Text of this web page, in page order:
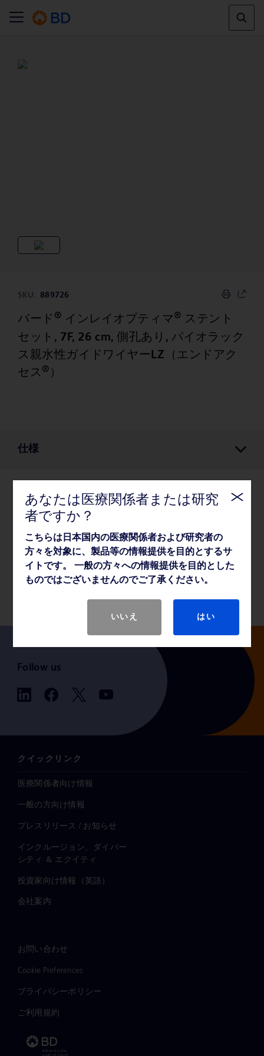
SKU: 889726
バード ® インレイオプティマ ® ステント
セット, 7F, 26 cm, 側孔あり, パイオラック
ス親水性ガイドワイヤーLZ（エンドアク
セス ® ）
仕様
仕様
薬事・その他情報
製品基本仕様
Follow us
クイックリンク
医療関係者向け情報
一般の方向け情報
プレスリリース / お知らせ
インクルージョン、ダイバー
シティ ＆ エクイティ
投資家向け情報（英語）
会社案内
お問い合わせ
Cookie Preferences
プライバシーポリシー
ご利用規約
あなたは医療関係者または研究
者ですか？
こちらは日本国内の医療関係者および研究者の
方々を対象に、製品等の情報提供を目的とするサ
イトです。 一般の方々への情報提供を目的とした
ものではございませんのでご了承ください。
いいえ はい